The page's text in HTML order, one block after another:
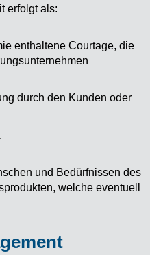
erfolgt als:
enthaltene Courtage, die
durch den Kunden oder
und Bedürfnissen des
welche eventuell